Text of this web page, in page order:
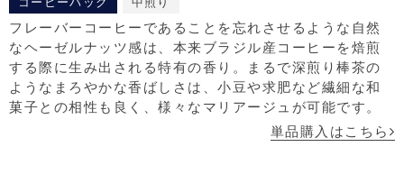
フレーバーコーヒーであることを忘れさせるような自然
なヘーゼルナッツ感は、本来ブラジル産コーヒーを焙煎
する際に生み出される特有の香り。まるで深煎り棒茶の
ようなまろやかな香ばしさは、小豆や求肥など繊細な和
菓子との相性も良く、様々なマリアージュが可能です。
単品購入はこちら